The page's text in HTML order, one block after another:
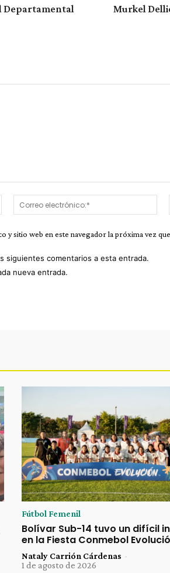
Departamental
Murkel
Nombre:*
sitio web en este navegador la próxima vez
siguientes comentarios a esta entrada.
nueva entrada.
Fútbol Femenil
Bolívar Sub-14 tuvo un difícil
en la Fiesta Conmebol
Nataly Carrión Cárdenas -
1 de agosto de 2026